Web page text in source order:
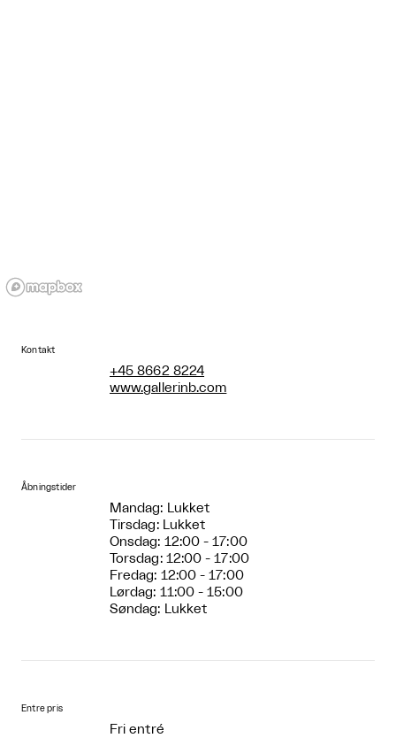
Kontakt
+45 8662 8224
www.gallerinb.com
Åbningstider
Mandag: Lukket
Tirsdag: Lukket
Onsdag: 12:00 - 17:00
Torsdag: 12:00 - 17:00
Fredag: 12:00 - 17:00
Lørdag: 11:00 - 15:00
Søndag: Lukket
Entre pris
Fri entré